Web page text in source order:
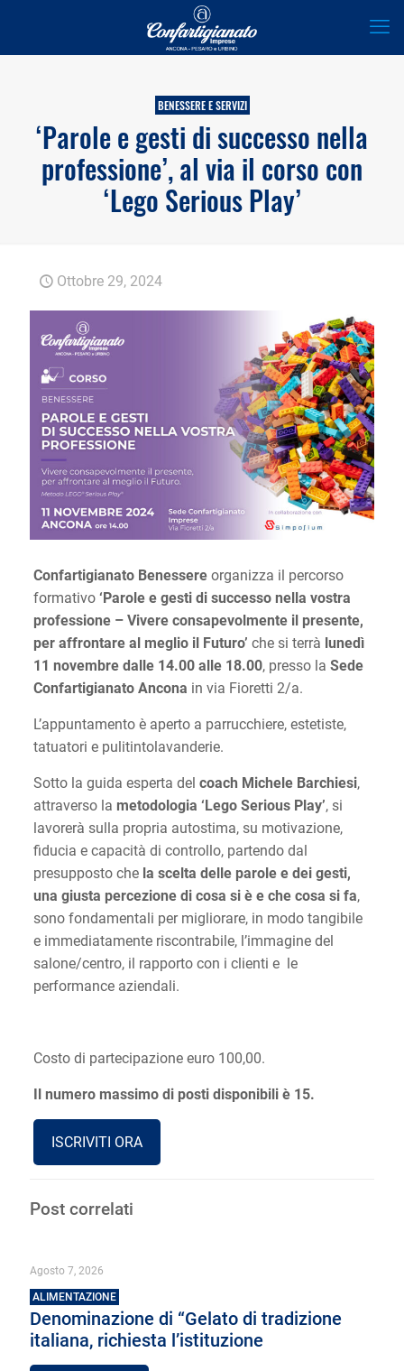
BENESSERE E SERVIZI
‘Parole e gesti di successo nella
professione’, al via il corso con
‘Lego Serious Play’
Ottobre 29, 2024
Confartigianato Benessereorganizza il percorso
formativo‘Parole e gesti di successo nella vostra
professione – Vivere consapevolmente il presente,
per affrontare al meglio il Futuro’ che si terrà lunedì
11 novembre dalle 14.00 alle 18.00, presso la Sede
Confartigianato Ancona in via Fioretti 2/a.
L’appuntamento è aperto a parrucchiere, estetiste,
tatuatori e pulitintolavanderie.
Sotto la guida esperta del coach Michele Barchiesi,
attraverso la metodologia ‘Lego Serious Play’, si
lavorerà sulla propria autostima, su motivazione,
fiducia e capacità di controllo, partendo dal
presupposto che la scelta delle parole e dei gesti,
una giusta percezione di cosa si è e che cosa si fa,
sono fondamentali per migliorare, in modo tangibile
e immediatamente riscontrabile, l’immagine del
salone/centro, il rapporto con i clienti e le
performance aziendali.
Costo di partecipazione euro 100,00.
Il numero massimo di posti disponibili è 15.
ISCRIVITI ORA
Post correlati
Agosto 7, 2026
ALIMENTAZIONE
Denominazione di “Gelato di tradizione
italiana, richiesta l’istituzione